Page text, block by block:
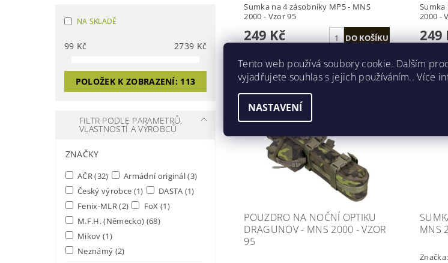
NA SKLADĚ
99 Kč 2739 Kč
POLOŽEK K ZOBRAZENÍ: 113
FILTR PODLE PARAMETRŮ,
VLASTNOSTÍ A VÝROBCŮ
ZNAČKY
AČR(32) Armádní originál(3)
Český výrobce (1) DASTA (1)
Fenix-MLR(2) FoX (1)
M.F.H. (Německo) (68)
Mikov(1)
Neznámý (2)
Sumka na 4 zásobníky MP5 - MNS
2000 - Vzor 95
249 Kč
Sumka
2000 -
249
Akce
POUZDRO NA NOČNÍ OPTIKU
DRAGUNOV - MNS 2000 - VZOR
95
MNS
Značka:
Tento web používá soubory cookie. Dalším
vyjadřujete souhlas s jejich používáním.. Více
NASTAVENÍ